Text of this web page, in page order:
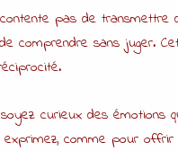
pas de transmettre
comprendre sans juger.
curieux des émotions
comme pour